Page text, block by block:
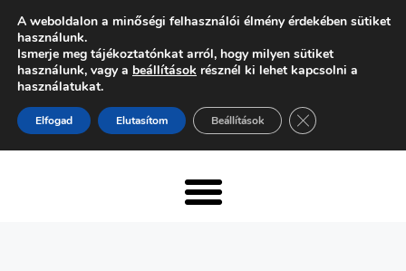
A weboldalon a minőségi felhasználói élmény érdekében sütiket
használunk.
Ismerje meg tájékoztatónkat arról, hogy milyen sütiket
használunk, vagy a beállítások résznél ki lehet kapcsolni a
használatukat.
Elfogad Elutasítom Beállítások Close GDPR